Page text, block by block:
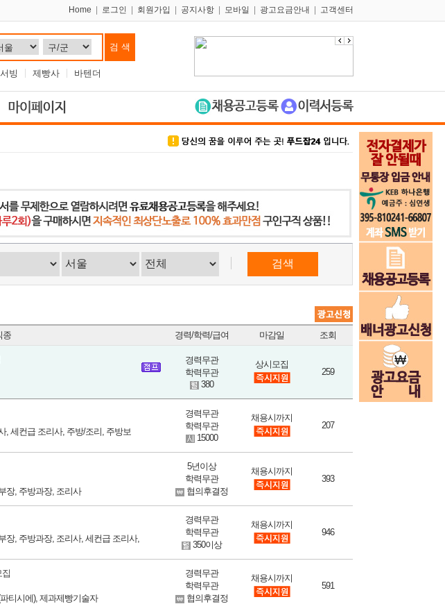
Home 로그인 회원가입 공지사항 모바일 광고요금안내 고객센터
빙 제빵사 바텐더
종 경력/학력/급여 마감일 조회
경력무관
학력무관
380
상시모집
259
, 세컨급 조리사, 주방/조리, 주방보
경력무관
학력무관
15000
채용시까지
207
장, 주방과장, 조리사
5년이상
학력무관
협의후결정
채용시까지
393
장, 주방과장, 조리사, 세컨급 조리사,
경력무관
학력무관
350이상
채용시까지
946
티시에), 제과제빵기술자
경력무관
학력무관
협의후결정
채용시까지
591